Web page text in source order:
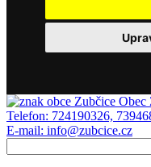
Obec
Telefon: 724190326,
E-mail: info@zubcice.cz